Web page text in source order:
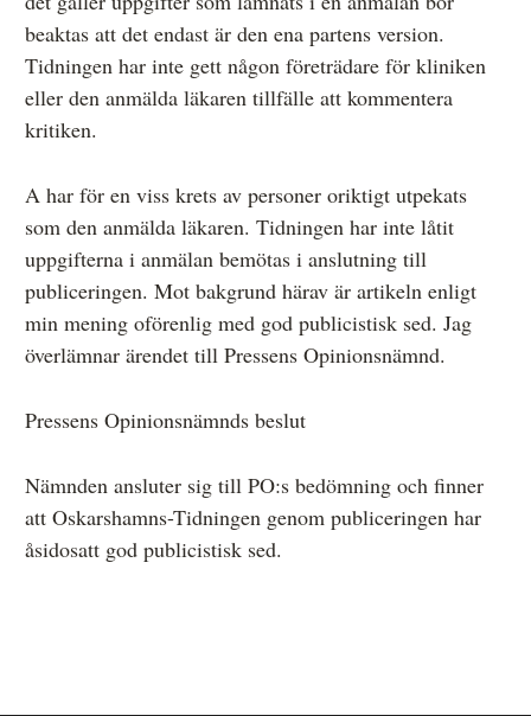
beaktas att det endast är den ena partens version.
Tidningen har inte gett någon företrädare för kliniken
eller den anmälda läkaren tillfälle att kommentera
kritiken.
A har för en viss krets av personer oriktigt utpekats
som den anmälda läkaren. Tidningen har inte låtit
uppgifterna i anmälan bemötas i anslutning till
publiceringen. Mot bakgrund härav är artikeln enligt
min mening oförenlig med god publicistisk sed. Jag
överlämnar ärendet till Pressens Opinionsnämnd.
Pressens Opinionsnämnds beslut
Nämnden ansluter sig till PO:s bedömning och finner
att Oskarshamns-Tidningen genom publiceringen har
åsidosatt god publicistisk sed.